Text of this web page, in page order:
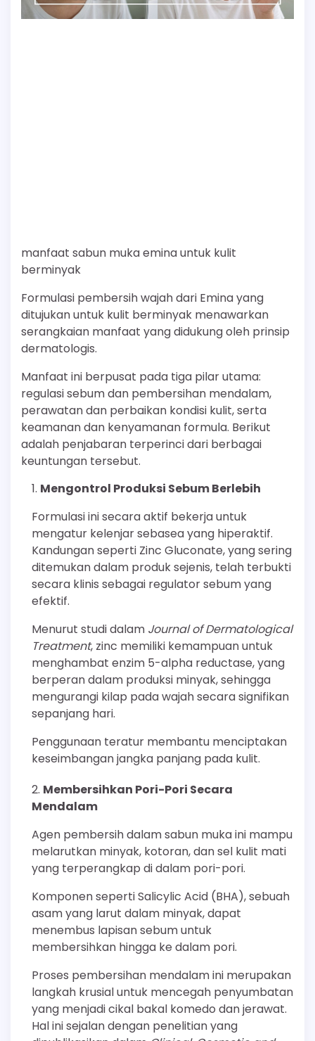
manfaat sabun muka emina untuk kulit
berminyak
Formulasi pembersih wajah dari Emina yang
ditujukan untuk kulit berminyak menawarkan
serangkaian manfaat yang didukung oleh prinsip
dermatologis.
Manfaat ini berpusat pada tiga pilar utama:
regulasi sebum dan pembersihan mendalam,
perawatan dan perbaikan kondisi kulit, serta
keamanan dan kenyamanan formula. Berikut
adalah penjabaran terperinci dari berbagai
keuntungan tersebut.
Mengontrol Produksi Sebum Berlebih
Formulasi ini secara aktif bekerja untuk
mengatur kelenjar sebasea yang hiperaktif.
Kandungan seperti Zinc Gluconate, yang sering
ditemukan dalam produk sejenis, telah terbukti
secara klinis sebagai regulator sebum yang
efektif.
Menurut studi dalam Journal of Dermatological
Treatment, zinc memiliki kemampuan untuk
menghambat enzim 5-alpha reductase, yang
berperan dalam produksi minyak, sehingga
mengurangi kilap pada wajah secara signifikan
sepanjang hari.
Penggunaan teratur membantu menciptakan
keseimbangan jangka panjang pada kulit.
Membersihkan Pori-Pori Secara
Mendalam
Agen pembersih dalam sabun muka ini mampu
melarutkan minyak, kotoran, dan sel kulit mati
yang terperangkap di dalam pori-pori.
Komponen seperti Salicylic Acid (BHA), sebuah
asam yang larut dalam minyak, dapat
menembus lapisan sebum untuk
membersihkan hingga ke dalam pori.
Proses pembersihan mendalam ini merupakan
langkah krusial untuk mencegah penyumbatan
yang menjadi cikal bakal komedo dan jerawat.
Hal ini sejalan dengan penelitian yang